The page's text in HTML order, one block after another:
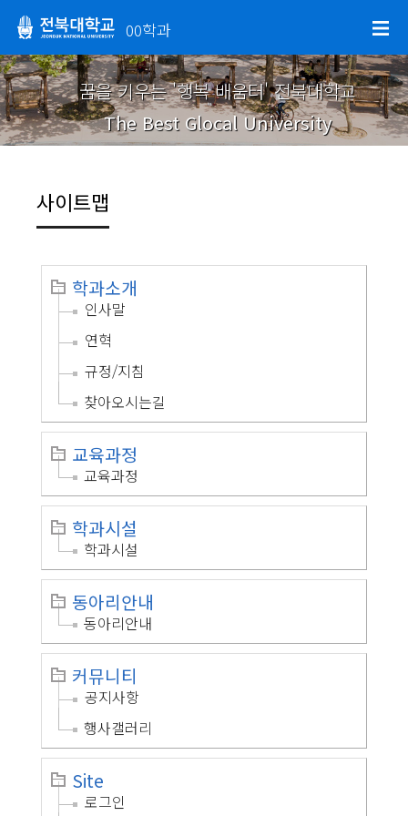
00학과
꿈을 키우는 '행복 배움터' 전북대학교
The Best Glocal University
사이트맵
학과소개
인사말
연혁
규정/지침
찾아오시는길
교육과정
교육과정
학과시설
학과시설
동아리안내
동아리안내
커뮤니티
공지사항
행사갤러리
Site
로그인